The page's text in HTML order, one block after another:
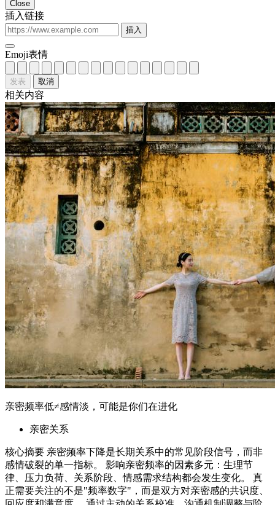
亲密频率低≠感情淡，可能是你们在进化
亲密关系
核心摘要 亲密频率下降是长期关系中的常见阶段信号，而非
感情破裂的单一指标。 影响亲密频率的因素多元：生理节
律、压力负荷、关系阶段、情感需求结构都会发生变化。 真
正需要关注的不是"频率数字"，而是双方对亲密感的共识度、
回应度和满意度。 通过主动的关系校准、沟通机制调整与阶
段性成长策略调整，多数...
2026年6月14日